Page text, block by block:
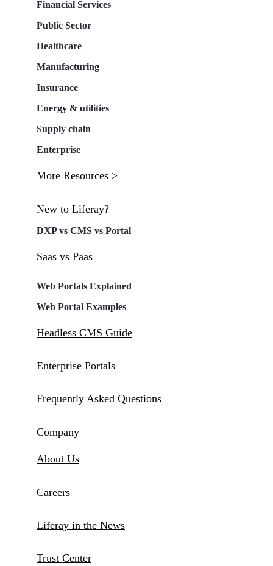
Financial Services
Public Sector
Healthcare
Manufacturing
Insurance
Energy & utilities
Supply chain
Enterprise
More Resources >
New to Liferay?
DXP vs CMS vs Portal
Saas vs Paas
Web Portals Explained
Web Portal Examples
Headless CMS Guide
Enterprise Portals
Frequently Asked Questions
Company
About Us
Careers
Liferay in the News
Trust Center